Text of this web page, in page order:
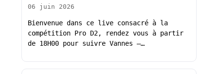
06 juin 2026
Bienvenue dans ce live consacré à la
compétition Pro D2, rendez vous à partir
de 18H00 pour suivre Vannes –…